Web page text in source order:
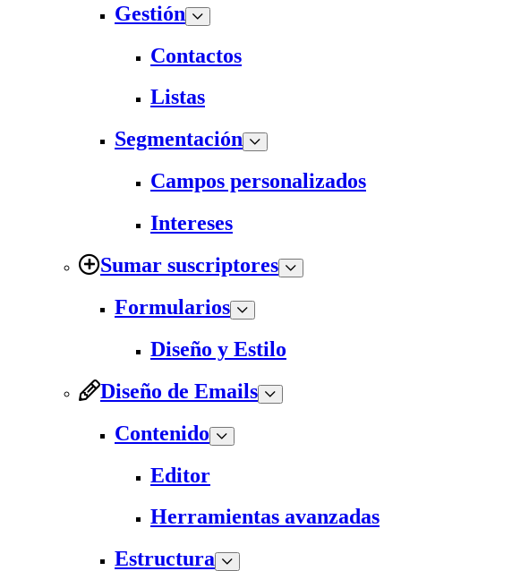
Gestión
Contactos
Listas
Segmentación
Campos personalizados
Intereses
Sumar suscriptores
Formularios
Diseño y Estilo
Diseño de Emails
Contenido
Editor
Herramientas avanzadas
Estructura